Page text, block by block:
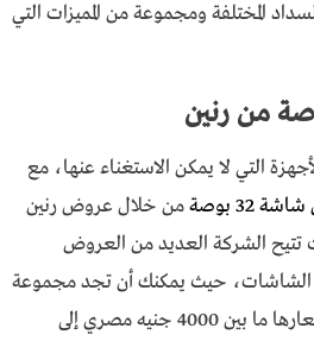
المختلفة ومجموعة من المميزات التي
التي لا يمكن الاستغناء عنها، مع
32 بوصة
من خلال عروض رنين
تتيح الشركة العديد من العروض
الشاشات، حيث يمكنك أن تجد مجموعة
من الشاشات التي تتراوح أسعارها ما بين 4000 جنيه مصري إلى